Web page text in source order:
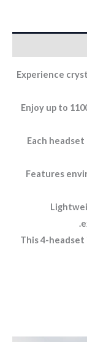
Experience
Enjoy up to
Each
Features
This 4-